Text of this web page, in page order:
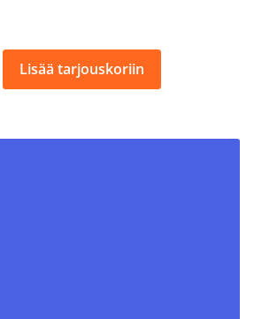
SD määrä
Lisää tarjouskoriin